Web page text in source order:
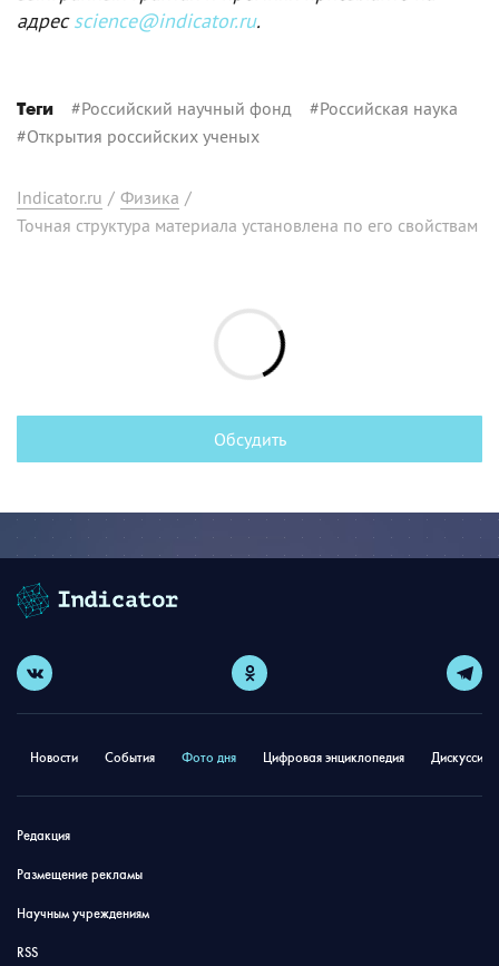
адресscience@indicator.ru.
Теги #Российский научный фонд #Российская наука
#Открытия российских ученых
Indicator.ru / Физика /
Точная структура материала установлена по его свойствам
Обсудить
Новости События Фото дня Цифровая энциклопедия
Редакция
Размещение рекламы
Научным учреждениям
RSS